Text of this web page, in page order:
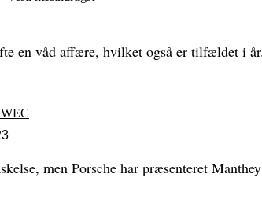
en våd affære, hvilket også er tilfældet i
men Porsche har præsenteret